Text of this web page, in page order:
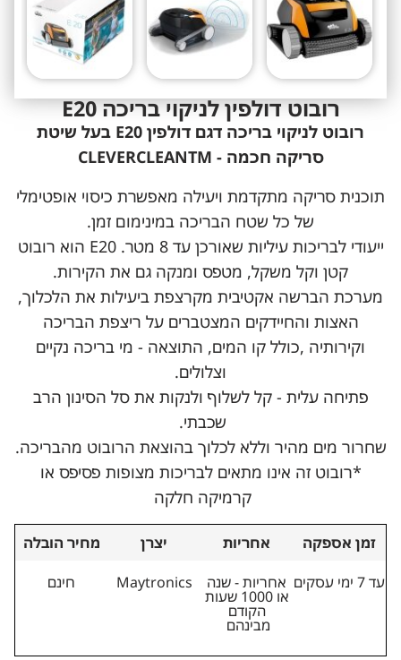
רובוט דולפין לניקוי בריכה E20
רובוט לניקוי בריכה דגם דולפין E20 בעל שיטת
סריקה חכמה - CLEVERCLEANTM
תוכנית סריקה מתקדמת ויעילה מאפשרת כיסוי אופטימלי
של כל שטח הבריכה במינימום זמן.
ייעודי לבריכות עיליות שאורכן עד 8 מטר. E20 הוא רובוט
קטן וקל משקל, מטפס ומנקה גם את הקירות.
מערכת הברשה אקטיבית מקרצפת ביעילות את הלכלוך,
האצות והחיידקים המצטברים על ריצפת הבריכה
וקירותיה ,כולל קו המים, התוצאה - מי בריכה נקיים
וצלולים.
פתיחה עלית - קל לשלוף ולנקות את סל הסינון הרב
שכבתי.
שחרור מים מהיר וללא לכלוך בהוצאת הרובוט מהבריכה.
*רובוט זה אינו מתאים לבריכות מצופות פסיפס או
קרמיקה חלקה
זמן אספקה
עד 7 ימי עסקים
אחריות
אחריות - שנה
או 1000 שעות
הקודם
מבינהם
יצרן
Maytronics
מחיר הובלה
חינם